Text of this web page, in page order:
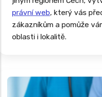
právní web, který vás
zákazníkům a pomůže
oblasti i lokalitě.